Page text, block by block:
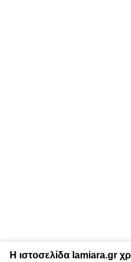
Η ιστοσελίδα lamiara.gr